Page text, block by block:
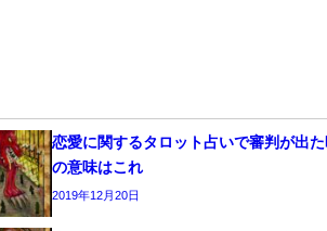
恋愛に関するタロット占いで審判が出
の意味はこれ
2019年12月20日